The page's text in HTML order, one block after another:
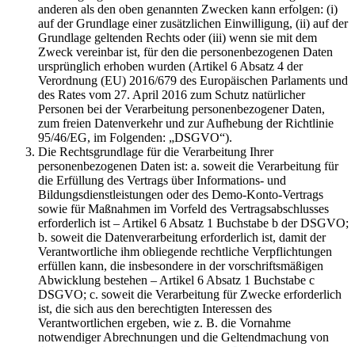
anderen als den oben genannten Zwecken kann erfolgen: (i)
auf der Grundlage einer zusätzlichen Einwilligung, (ii) auf der
Grundlage geltenden Rechts oder (iii) wenn sie mit dem
Zweck vereinbar ist, für den die personenbezogenen Daten
ursprünglich erhoben wurden (Artikel 6 Absatz 4 der
Verordnung (EU) 2016/679 des Europäischen Parlaments und
des Rates vom 27. April 2016 zum Schutz natürlicher
Personen bei der Verarbeitung personenbezogener Daten,
zum freien Datenverkehr und zur Aufhebung der Richtlinie
95/46/EG, im Folgenden: „DSGVO“).
Die Rechtsgrundlage für die Verarbeitung Ihrer
personenbezogenen Daten ist: a. soweit die Verarbeitung für
die Erfüllung des Vertrags über Informations- und
Bildungsdienstleistungen oder des Demo-Konto-Vertrags
sowie für Maßnahmen im Vorfeld des Vertragsabschlusses
erforderlich ist – Artikel 6 Absatz 1 Buchstabe b der DSGVO;
b. soweit die Datenverarbeitung erforderlich ist, damit der
Verantwortliche ihm obliegende rechtliche Verpflichtungen
erfüllen kann, die insbesondere in der vorschriftsmäßigen
Abwicklung bestehen – Artikel 6 Absatz 1 Buchstabe c
DSGVO; c. soweit die Verarbeitung für Zwecke erforderlich
ist, die sich aus den berechtigten Interessen des
Verantwortlichen ergeben, wie z. B. die Vornahme
notwendiger Abrechnungen und die Geltendmachung von